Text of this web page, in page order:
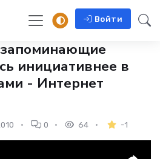
Войти
инициативнее в
- Интернет
0 64 -1